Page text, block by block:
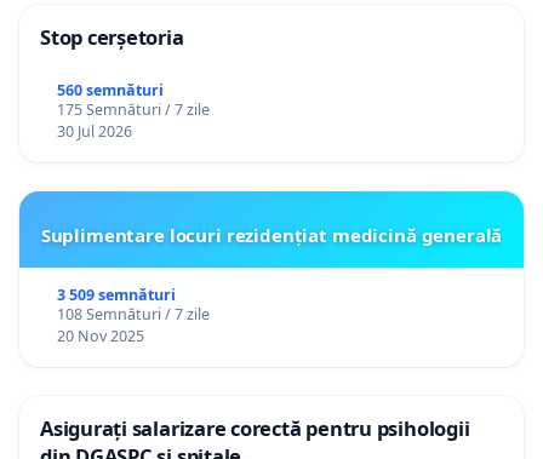
Stop cerșetoria
560 semnături
175 Semnături / 7 zile
30 Jul 2026
Suplimentare locuri rezidențiat medicină generală
3 509 semnături
108 Semnături / 7 zile
20 Nov 2025
Asigurați salarizare corectă pentru psihologii